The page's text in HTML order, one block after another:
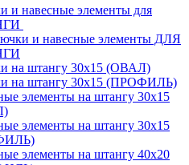
и навесные элементы для
и навесные элементы ДЛЯ
на штангу 30х15 (ОВАЛ)
на штангу 30х15 (ПРОФИЛЬ)
элементы на штангу 30х15
элементы на штангу 30х15
элементы на штангу 40х20